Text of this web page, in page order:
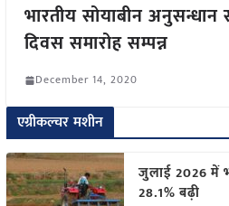
भारतीय सोयाबीन अनुसन्धान
दिवस समारोह सम्पन्न
December 14, 2020
एग्रीकल्चर मशीन
जुलाई 2026 में
28.1% बढ़ी